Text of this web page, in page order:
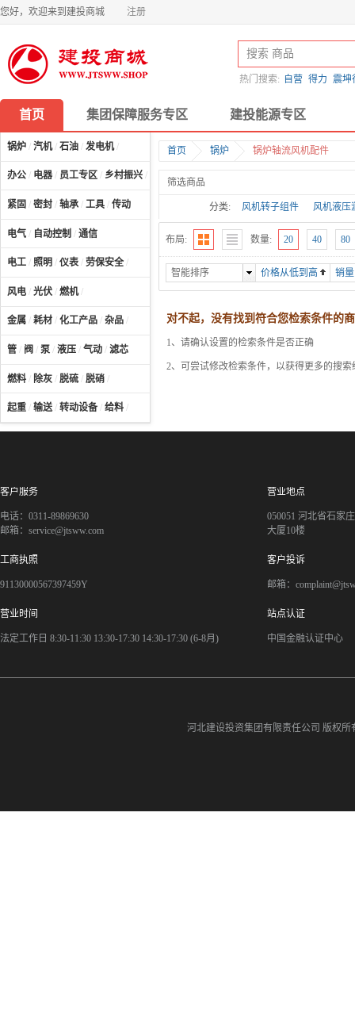
您好，欢迎来到建投商城 注册
热门搜索: 自营 得力 震坤
首页 集团保障服务专区 建投能源专区
锅炉 / 汽机/ 石油 / 发电机/
办公 / 电器 / 员工专区 / 乡村振兴 / 计算机及配件
紧固 / 密封 / 轴承 / 工具 / 传动
电气 / 自动控制 / 通信
电工 / 照明 / 仪表 / 劳保安全 /
风电 / 光伏 / 燃机/
金属 / 耗材 / 化工产品 / 杂品 /
管 / 阀 / 泵 / 液压 / 气动 / 滤芯
燃料 / 除灰 / 脱硫 / 脱硝 /
起重 / 输送/ 转动设备 / 给料 /
首页 锅炉 锅炉轴流风机配件
筛选商品
分类: 风机转子组件 风机液压
布局: 数量: 20 40 80
智能排序 价格从低到高 销量
对不起，没有找到符合您检索条件的
1、请确认设置的检索条件是否正确
2、可尝试修改检索条件，以获得更多的搜索
客户服务
电话：0311-89869630
邮箱：service@jtsww.com
营业地点
050051 河北省石家
大厦10楼
工商执照
91130000567397459Y
客户投诉
邮箱：
营业时间
法定工作日 8:30-11:30 13:30-17:30 14:30-17:30 (6-8月)
站点认证
中国金融认证中心
河北建设投资集团有限责任公司 版权所